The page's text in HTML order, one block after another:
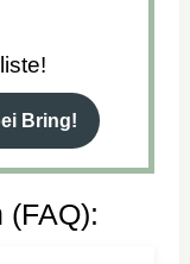
Bring!
(FAQ):